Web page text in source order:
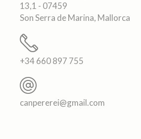
13,1 - 07459
Son Serra de Marina, Mallorca
+34 660 897 755
canpererei@gmail.com